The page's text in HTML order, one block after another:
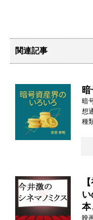
関連記事
暗
想
種
本
映